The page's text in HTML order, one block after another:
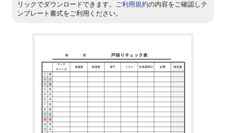
リックでダウンロードできます。 ご利用規約の内容をご確認しテ
ンプレート書式をご利用ください。